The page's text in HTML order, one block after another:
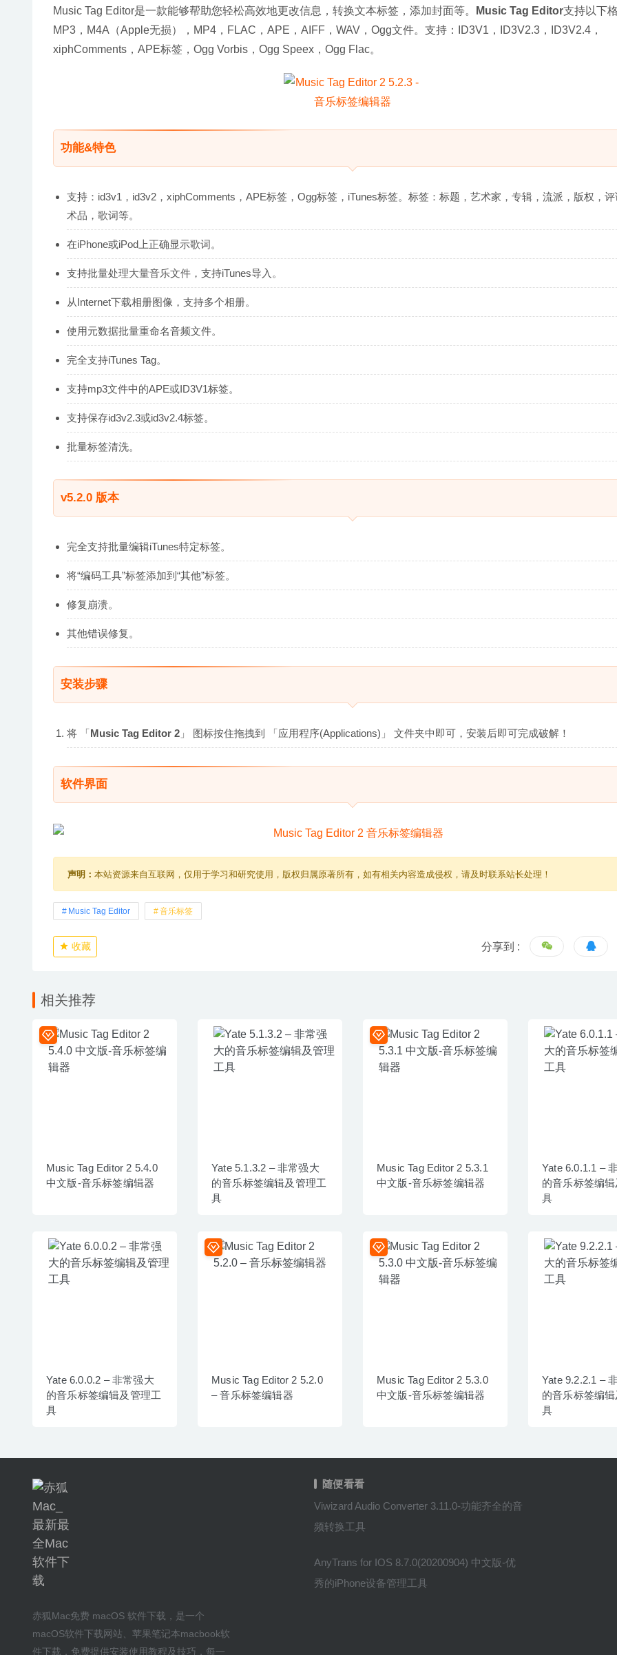
Music Tag Editor是一款能够帮助您轻松高效地更改信息，转换文本标签，添加封面等。 Music Tag Editor支持以下
MP3，M4A（Apple无损），MP4，FLAC，APE，AIFF，WAV，Ogg文件。支持：ID3V1，ID3V2.3，ID3V2.4，
xiphComments，APE标签，Ogg Vorbis，Ogg Speex，Ogg Flac。
功能&特色
支持：id3v1，id3v2，xiphComments，APE标签，Ogg标签，iTunes标签。标签：标题，艺术家，专辑，流派，版权，
术品，歌词等。
在iPhone或iPod上正确显示歌词。
支持批量处理大量音乐文件，支持iTunes导入。
从Internet下载相册图像，支持多个相册。
使用元数据批量重命名音频文件。
完全支持iTunes Tag。
支持mp3文件中的APE或ID3V1标签。
支持保存id3v2.3或id3v2.4标签。
批量标签清洗。
v5.2.0 版本
完全支持批量编辑iTunes特定标签。
将“编码工具”标签添加到“其他”标签。
修复崩溃。
其他错误修复。
安装步骤
将 「Music Tag Editor 2 」 图标按住拖拽到 「应用程序(Applications)」 文件夹中即可，安装后即可完成破解！
软件界面
声明： 本站资源来自互联网，仅用于学习和研究使用，版权归属原著所有，如有相关内容造成侵权，请及时联系站长处理！
Music Tag Editor 音乐标签
收藏 分享到 :
相关推荐
Music Tag Editor 2 5.4.0
中文版-音乐标签编辑器
Yate 5.1.3.2 – 非常强大
的音乐标签编辑及管理工
具
Music Tag Editor 2 5.3.1
中文版-音乐标签编辑器
Yate 6.0.1.1 –
的音乐标签编
具
Yate 6.0.0.2 – 非常强大
的音乐标签编辑及管理工
具
Music Tag Editor 2 5.2.0
– 音乐标签编辑器
Music Tag Editor 2 5.3.0
中文版-音乐标签编辑器
Yate 9.2.2.1 –
的音乐标签编
具
赤狐Mac免费 macOS 软件下载 ，是一个
macOS软件下载网站
苹果笔记本macbook软
件下载 ，免费提供安装使用教程及技巧 ，每一
随便看看
Viwizard Audio Converter 3.11.0-功能齐全的音
频转换工具
AnyTrans for IOS 8.7.0(20200904) 中文版-优
秀的iPhone设备管理工具